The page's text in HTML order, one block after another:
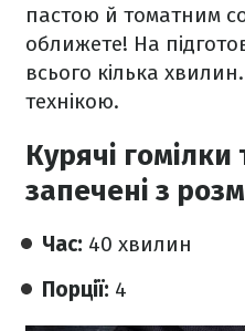
пастою й томатним
оближете! На
всього кілька
технікою.
Курячі
запечені з
Час: 40 хвилин
Порції: 4